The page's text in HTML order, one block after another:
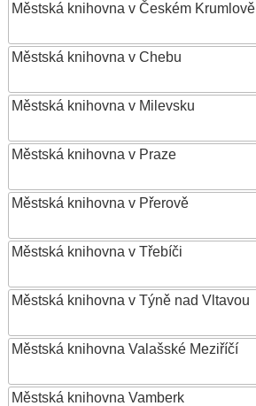
Městská knihovna v Českém Krumlově
Městská knihovna v Chebu
Městská knihovna v Milevsku
Městská knihovna v Praze
Městská knihovna v Přerově
Městská knihovna v Třebíči
Městská knihovna v Týně nad Vltavou
Městská knihovna Valašské Meziříčí
Městská knihovna Vamberk